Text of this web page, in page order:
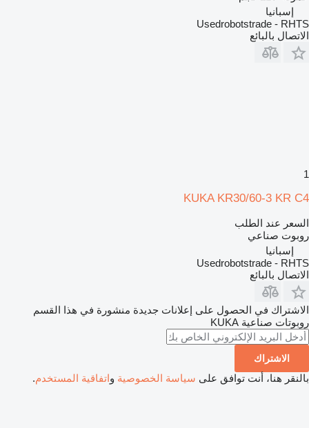
إسبانيا
Usedrobotstrade - RHTS
الاتصال بالبائع
1
KUKA KR30/60-3 KR C4
السعر عند الطلب
روبوت صناعي
إسبانيا
Usedrobotstrade - RHTS
الاتصال بالبائع
الاشتراك في الحصول على إعلانات جديدة منشورة في هذا القسم
روبوتات صناعية KUKA
الاشتراك
بالنقر هنا، أنت توافق على سياسة الخصوصية واتفاقية المستخدم.